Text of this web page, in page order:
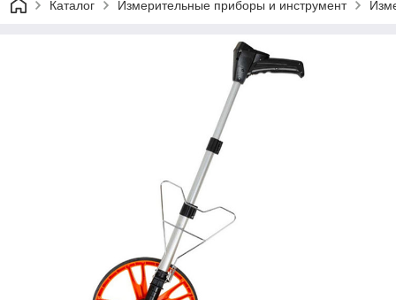
Каталог Измерительные приборы и инструмент